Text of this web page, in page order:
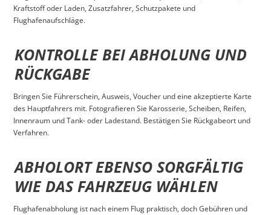
Kraftstoff oder Laden, Zusatzfahrer, Schutzpakete und
Flughafenaufschläge.
KONTROLLE BEI ABHOLUNG UND
RÜCKGABE
Bringen Sie Führerschein, Ausweis, Voucher und eine akzeptierte Karte
des Hauptfahrers mit. Fotografieren Sie Karosserie, Scheiben, Reifen,
Innenraum und Tank- oder Ladestand. Bestätigen Sie Rückgabeort und
Verfahren.
ABHOLORT EBENSO SORGFÄLTIG
WIE DAS FAHRZEUG WÄHLEN
Flughafenabholung ist nach einem Flug praktisch, doch Gebühren und